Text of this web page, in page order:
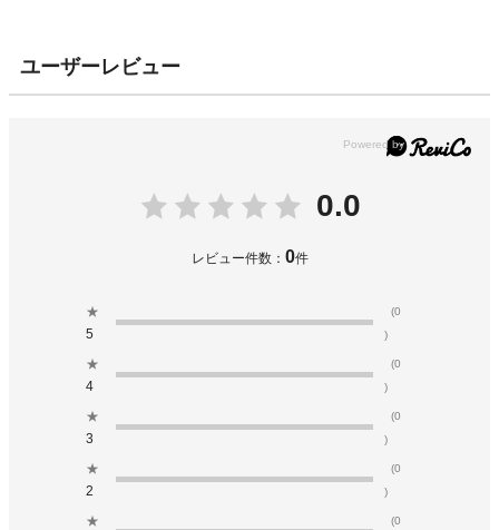
ユーザーレビュー
0.0
レビュー件数： 0件
★
5
(0
)
★
4
(0
)
★
3
(0
)
★
2
(0
)
★
(0